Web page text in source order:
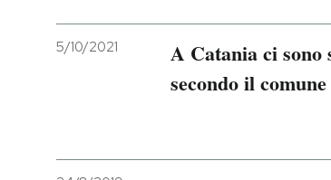
5/10/2021
A Catania ci sono
secondo il